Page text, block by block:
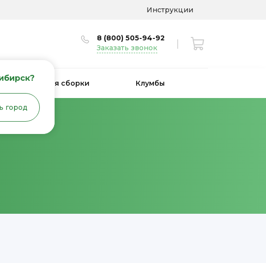
Инструкции
город
8 (800) 505-94-92
Заказать звонок
Грядки для сборки Клумбы